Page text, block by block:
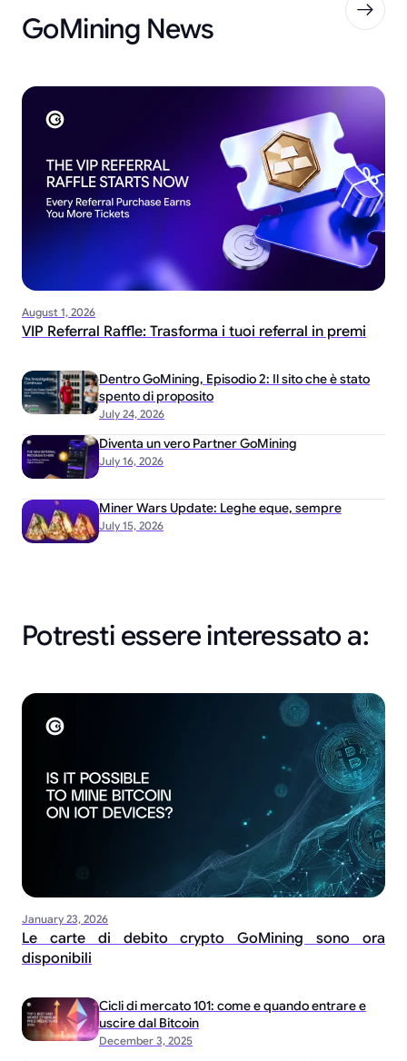
GoMining News
August 1, 2026
VIP Referral Raffle: Trasforma i tuoi referral in premi
July 24, 2026
Dentro GoMining, Episodio 2: Il sito che è stato
spento di proposito
July 16, 2026
Diventa un vero Partner GoMining
July 15, 2026
Miner Wars Update: Leghe eque, sempre
Potresti essere interessato a:
January 23, 2026
Le carte di debito crypto GoMining sono ora
disponibili
December 3, 2025
Cicli di mercato 101: come e quando entrare e
uscire dal Bitcoin